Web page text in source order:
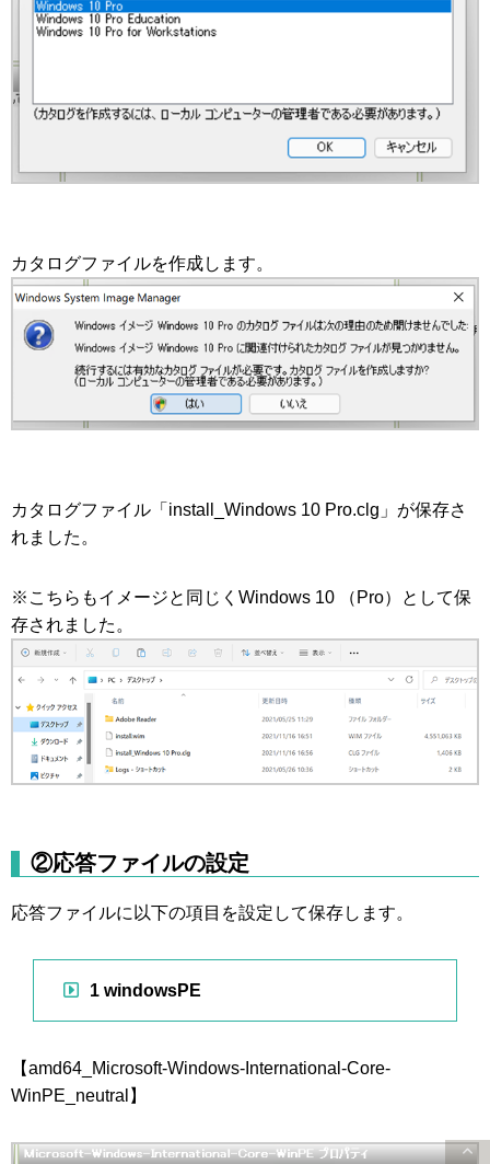
カタログファイルを作成します。
カタログファイル「install_Windows 10 Pro.clg」が保存さ
れました。
※こちらもイメージと同じくWindows 10 （Pro）として保
存されました。
②応答ファイルの設定
応答ファイルに以下の項目を設定して保存します。
1 windowsPE
【amd64_Microsoft-Windows-International-Core-
WinPE_neutral】